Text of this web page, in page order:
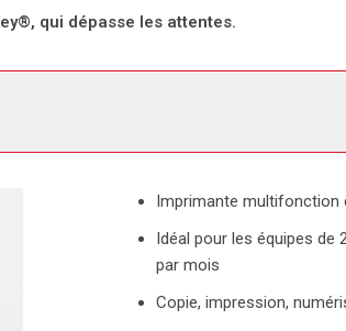
qui dépasse les attentes.
Imprimante multifonction
Idéal pour les équipes de
par mois
Copie, impression,